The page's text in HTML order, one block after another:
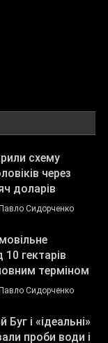
схему
через
доларів
Сидорченко
гектарів
терміном
Сидорченко
і «ідеальні»
проби води і